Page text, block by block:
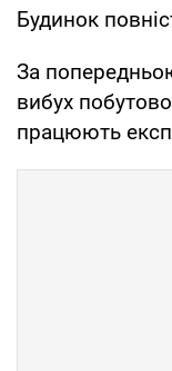
Будинок
За
вибух
працюють